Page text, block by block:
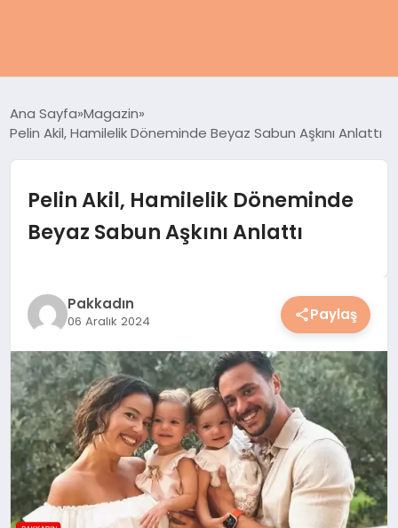
SAĞLIK
MAGAZIN
YAŞAM
YEMEK
KIMDIR?
HESAPLAMALAR
Ana Sayfa Magazin
Pelin Akil, Hamilelik Döneminde Beyaz Sabun Aşkını Anlattı
Pelin Akil, Hamilelik Döneminde
Beyaz Sabun Aşkını Anlattı
Pakkadın
06 Aralık 2024 Paylaş